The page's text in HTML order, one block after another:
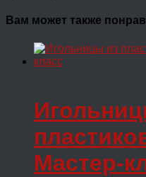
Вам может также
Мастер-